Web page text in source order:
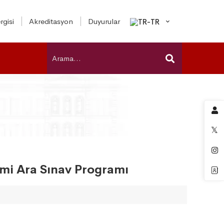
Akreditasyon Duyurular
Ara Sınav Programı